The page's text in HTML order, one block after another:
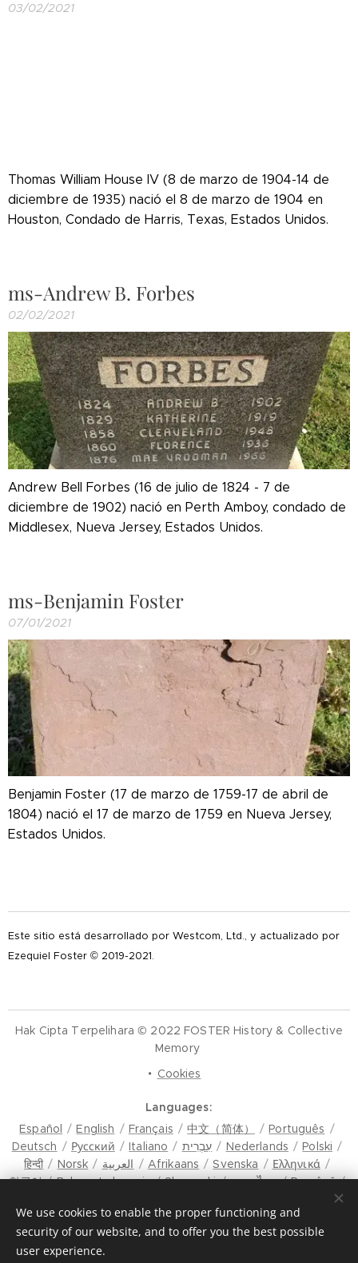
03/02/2021
Thomas William House IV (8 de marzo de 1904-14 de
diciembre de 1935) nació el 8 de marzo de 1904 en
Houston, Condado de Harris, Texas, Estados Unidos.
ms-Andrew B. Forbes
02/02/2021
Andrew Bell Forbes (16 de julio de 1824 - 7 de
diciembre de 1902) nació en Perth Amboy, condado de
Middlesex, Nueva Jersey, Estados Unidos.
ms-Benjamin Foster
07/01/2021
Benjamin Foster (17 de marzo de 1759-17 de abril de
1804) nació el 17 de marzo de 1759 en Nueva Jersey,
Estados Unidos.
Este sitio está desarrollado por Westcom, Ltd., y actualizado por
Ezequiel Foster © 2019-2021.
Hak Cipta Terpelihara © 2022 FOSTER History & Collective
Memory
Cookies
Languages
Español
English Français 中文（简体）
Português
Deutsch
Русский Italiano עִבְרִית Nederlands
Polski
हिन्दी
Norsk العربية Afrikaans Svenska
Ελληνικά
한국어
Bahasa Indonesia Slovenski ภาษาไทย
Română
Latviešu Valoda
Türkçe Tiếng Việt 日本語
Srpski
Eesti keel
Magyar മലയാളം فارسی
Bosanski
Lietuvių kalba
We use cookies to enable the proper functioning and
security of our website, and to offer you the best possible
user experience.